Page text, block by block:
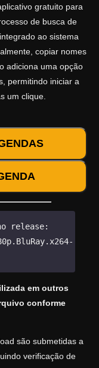
gratuito para
de busca de
ao sistema
copiar nomes
adiciona uma opção
permitindo iniciar a
um clique.
release:
em outros
conforme
são submetidas a
verificação de